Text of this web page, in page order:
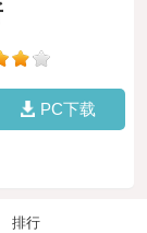
PC下载
排行